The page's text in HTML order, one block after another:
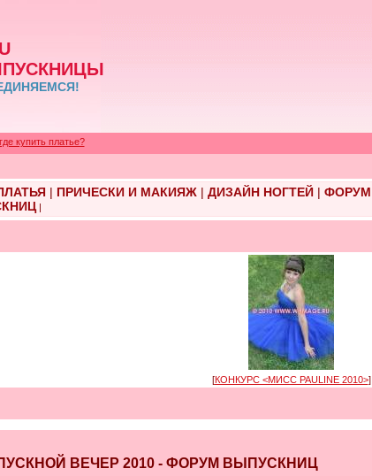
где купить платье?
| ПРИЧЕСКИ И МАКИЯЖ| ДИЗАЙН НОГТЕЙ| ФОРУМ
|
[КОНКУРС <МИСС PAULINE 2010>]
ВЕЧЕР 2010 - ФОРУМ ВЫПУСКНИЦ